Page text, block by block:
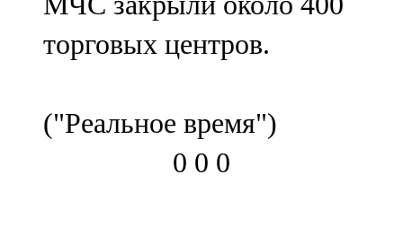
107,0 FM
Яр Чаллы
торговых центров.
("Реальное время")
0 0 0